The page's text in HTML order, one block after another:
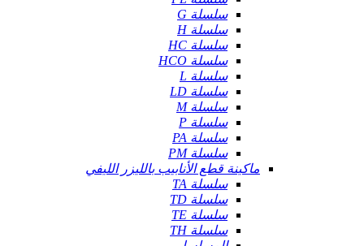
سلسلة G
سلسلة H
سلسلة HC
سلسلة HCO
سلسلة L
سلسلة LD
سلسلة M
سلسلة P
سلسلة PA
سلسلة PM
ماكينة قطع الأنابيب بالليزر الليفي
سلسلة TA
سلسلة TD
سلسلة TE
سلسلة TH